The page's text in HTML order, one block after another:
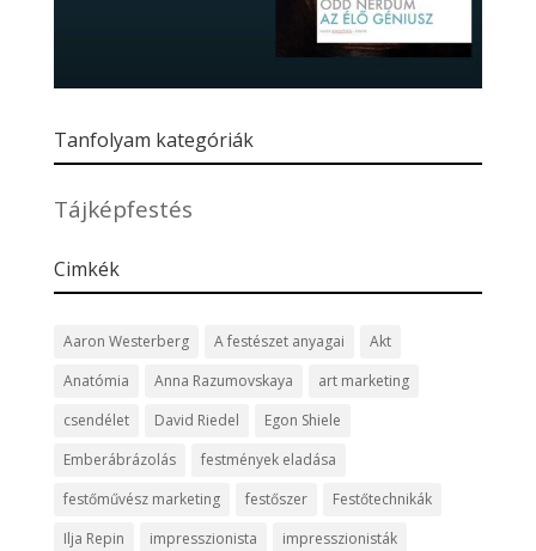
Tanfolyam kategóriák
Tájképfestés
Cimkék
Aaron Westerberg A festészet anyagai
Akt
Anatómia
Anna Razumovskaya
art marketing
csendélet
David Riedel
Egon Shiele
Emberábrázolás
festmények eladása
festőművész marketing
festőszer
Festőtechnikák
Ilja Repin
impresszionista
impresszionisták